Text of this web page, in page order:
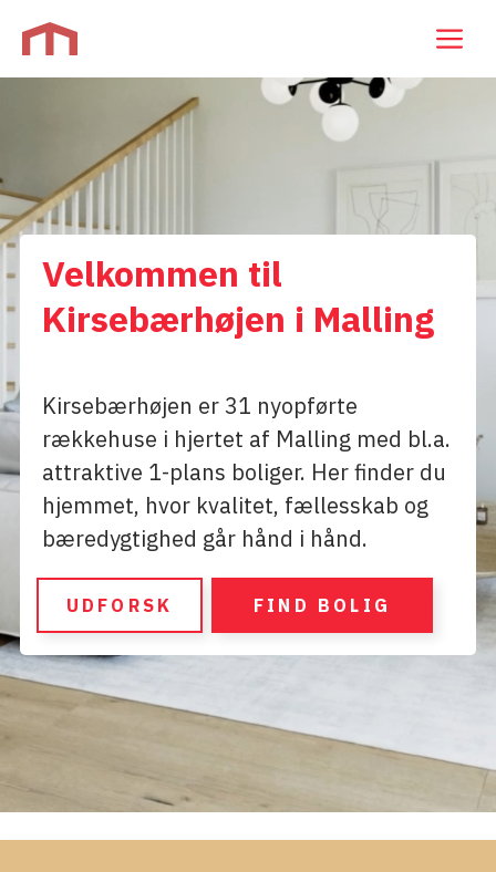
indhold
Velkommen til
Kirsebærhøjen i Malling
Kirsebærhøjen er 31 nyopførte
rækkehuse i hjertet af Malling med bl.a.
attraktive 1-plans boliger. Her finder du
hjemmet, hvor kvalitet, fællesskab og
bæredygtighed går hånd i hånd.
UDFORSK FIND BOLIG